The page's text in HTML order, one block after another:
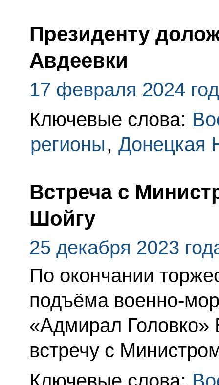
Президенту
Авдеевки
17 февраля 2024
Ключевые слова:
регионы, Донецкая
Встреча с
Шойгу
25 декабря 2023
По окончании
подъёма военно-
«Адмирал
встречу с
Ключевые слова: